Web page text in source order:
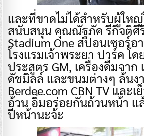
และที่ขาดไม่ได้สำหรับผู้ให
สนับสนุน คุณณัฐภัค รีกิจติศิ
Stadium One สปอนเซอร์อ
โรงแรมเจ้าพระยา ปาร์ค โ
ประสูตร GM, เครื่องดื่มจา
ดัชมิลล์ และขนมต่างๆ ล้นง
Berdee.com CBN TV และ
อ้วน อิ่มอร่อยกันถ้วนหน้า แ
ปีหน้านะจ้ะ